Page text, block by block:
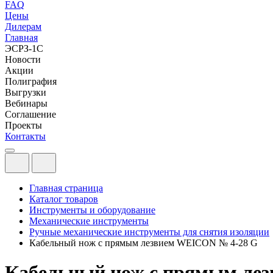
FAQ
Цены
Дилерам
Главная
ЭСРЗ-1С
Новости
Акции
Полиграфия
Выгрузки
Вебинары
Соглашение
Проекты
Контакты
Главная страница
Каталог товаров
Инструменты и оборудование
Механические инструменты
Ручные механические инструменты для снятия изоляции
Кабельный нож с прямым лезвием WEICON № 4-28 G